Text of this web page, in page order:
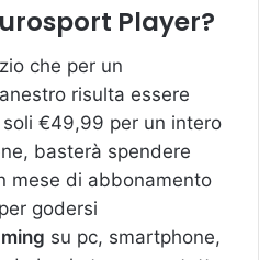
Player?
che per un
risulta essere
€49,99 per un intero
basterà spendere
mese di abbonamento
godersi
su pc, smartphone,